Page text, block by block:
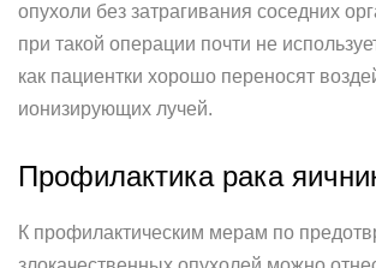
опухоли без затрагивания соседних
при такой операции почти не
как пациентки хорошо переносят
ионизирующих лучей.
Профилактика рака
К профилактическим мерам по